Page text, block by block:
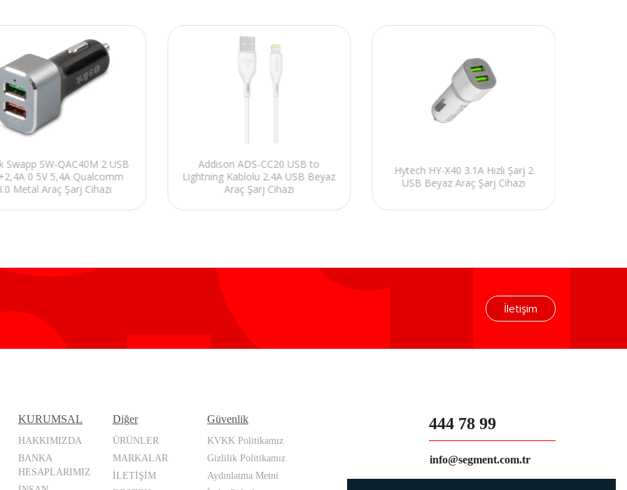
Swapp SW-QAC40M 2 USB
0 5V 5,4A Qualcomm
Metal Araç Şarj Cihazı
Addison ADS-CC20 USB to
Lightning Kablolu 2.4A USB Beyaz
Araç Şarj Cihazı
Hytech HY-X40 3.1A Hızlı Şarj 2
USB Beyaz Araç Şarj Cihazı
İletişim
KURUMSAL
HAKKIMIZDA
BANKA
HESAPLARIMIZ
Diğer
ÜRÜNLER
MARKALAR
İLETİŞİM
Güvenlik
KVKK Politikamız
Gizlilik Politikamız
Aydınlatma Metni
444 78 99
info@segment.com.tr